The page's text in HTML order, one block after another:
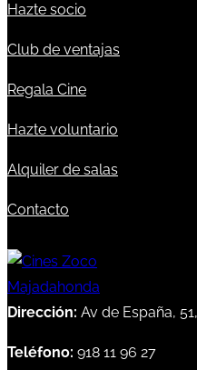
Hazte socio
Club de ventajas
Regala Cine
Hazte voluntario
Alquiler de salas
Contacto
Dirección: Av de España,
Teléfono: 918 11 96 27